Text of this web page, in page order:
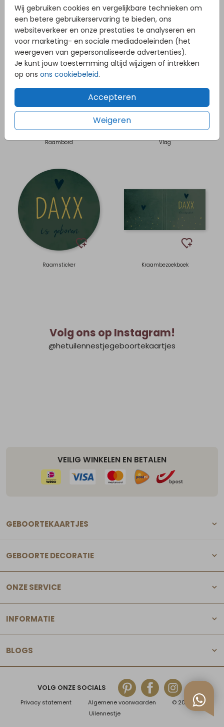
Wij gebruiken cookies en vergelijkbare technieken om
een betere gebruikerservaring te bieden, ons
websiteverkeer en onze prestaties te analyseren en
voor marketing- en sociale mediadoeleinden (het
weergeven van gepersonaliseerde advertenties).
Je kunt jouw toestemming altijd wijzigen of intrekken
op ons ons cookiebeleid.
Accepteren
Weigeren
Sticker Tuinbord
Raambord Vlag
Raamsticker Kraambezoekboek
Volg ons op Instagram!
@hetuilennestjegeboortekaartjes
VEILIG WINKELEN EN BETALEN
GEBOORTEKAARTJES
GEBOORTE DECORATIE
ONZE SERVICE
INFORMATIE
BLOGS
VOLG ONZE SOCIALS
Privacy statement Algemene voorwaarden
© 2025 Het
Uilennestje